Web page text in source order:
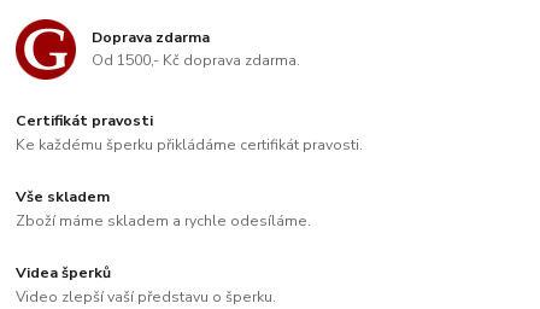
Doprava zdarma
Od 1500,- Kč doprava zdarma.
Certifikát pravosti
Ke každému šperku přikládáme certifikát pravosti.
Vše skladem
Zboží máme skladem a rychle odesíláme.
Videa šperků
Video zlepší vaší představu o šperku.